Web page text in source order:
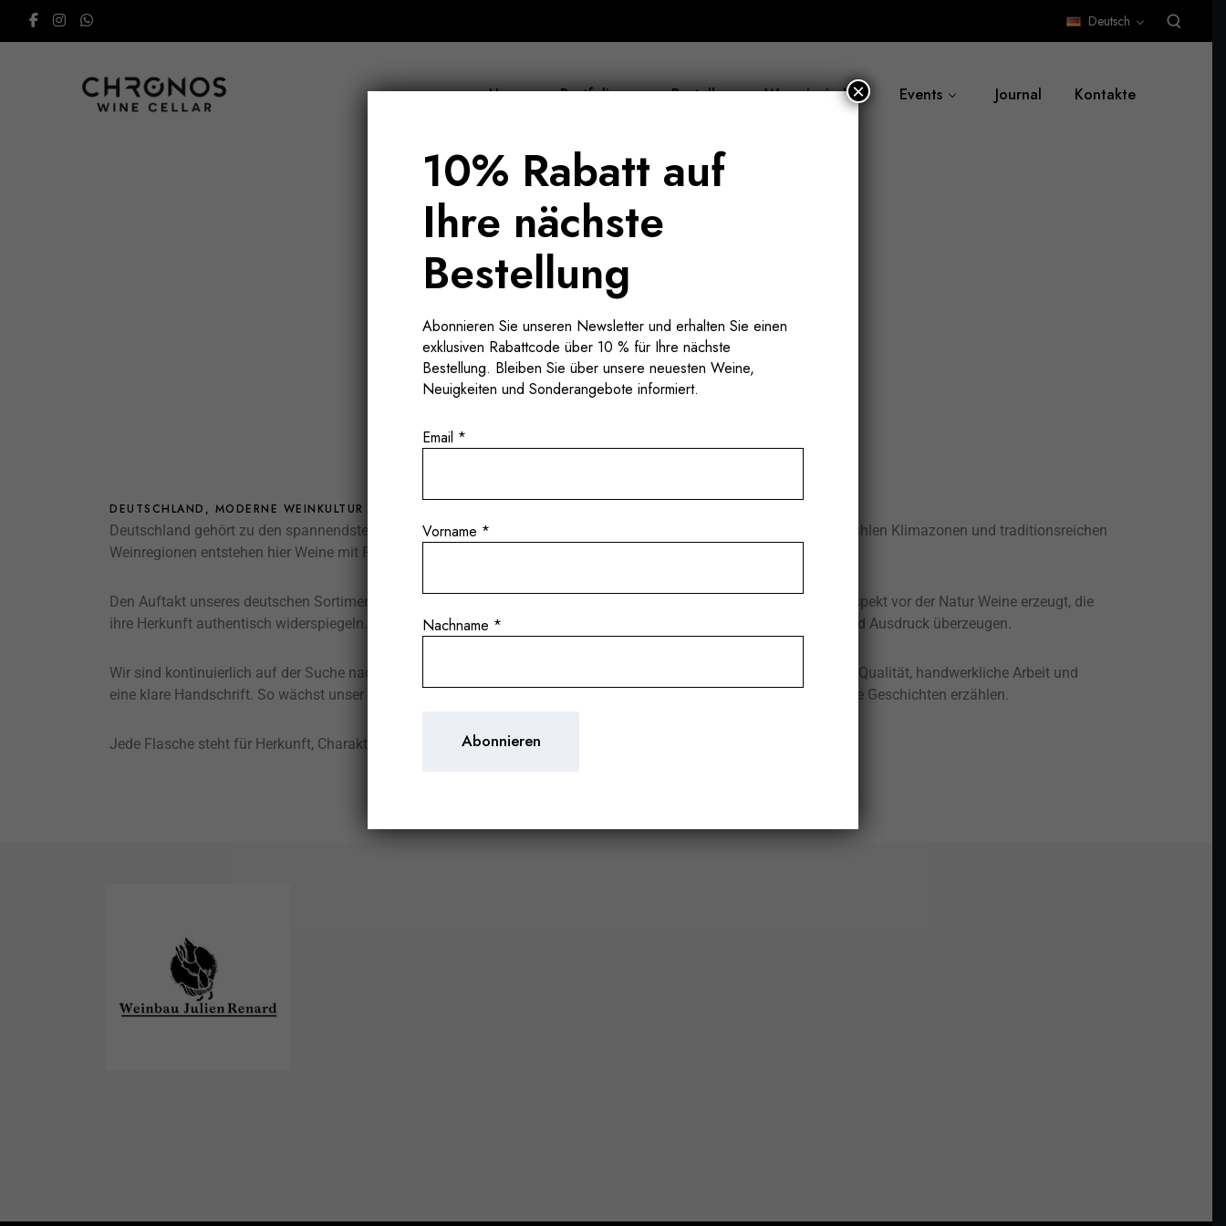
Deutsch
Home Portfolio Bestellen Wer wir sind Events Journal Kontakte
DEUTSCHLAND, MODERNE WEINKULTUR MIT HERKUNFT
Deutschland gehört zu den spannendsten Weinländern Europas. Geprägt von einer einzigartigen Vielfalt an Böden, kühlen Klimazonen und traditionsreichen
Weinregionen entstehen hier Weine mit Frische, Eleganz und unverwechselbarem Charakter.
Den Auftakt unseres deutschen Sortiments bildet ein ausgewähltes Weingut, das mit Leidenschaft, Präzision und Respekt vor der Natur Weine erzeugt, die
ihre Herkunft authentisch widerspiegeln. Im Mittelpunkt stehen elegante Weißweine, die durch Finesse, Mineralität und Ausdruck überzeugen.
Wir sind kontinuierlich auf der Suche nach neuen Winzerinnen und Winzern, die unsere Werte teilen: kompromisslose Qualität, handwerkliche Arbeit und
eine klare Handschrift. So wächst unser Sortiment Schritt für Schritt, mit besonderen Persönlichkeiten und Weinen, die Geschichten erzählen.
Jede Flasche steht für Herkunft, Charakter und die Leidenschaft, die den deutschen Weinbau so einzigartig macht.
10% Rabatt auf
Ihre nächste
Bestellung
Abonnieren Sie unseren Newsletter und erhalten Sie einen
exklusiven Rabattcode über 10 % für Ihre nächste
Bestellung. Bleiben Sie über unsere neuesten Weine,
Neuigkeiten und Sonderangebote informiert.
Email *
Vorname *
Nachname *
×